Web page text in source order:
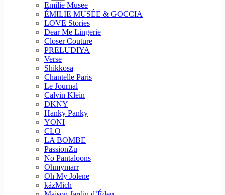
Emilie Musee
ÉMILIE MUSÉE & GOCCIA
LOVE Stories
Dear Me Lingerie
Closer Couture
PRELUDIYA
Verse
Shikkosa
Chantelle Paris
Le Journal
Calvin Klein
DKNY
Hanky Panky
YONI
CLO
LA BOMBE
PassionZu
No Pantaloons
Ohmymarr
Oh My Jolene
kázMich